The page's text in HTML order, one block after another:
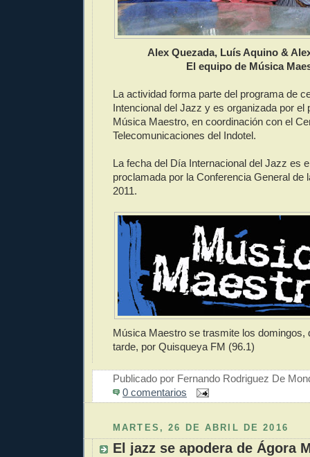
Alex Quezada, Luís Aquino &
El equipo de Música
La actividad forma parte del programa de
Intencional del Jazz y es organizada por el
Música Maestro, en coordinación con el
Telecomunicaciones del Indotel.
La fecha del Día Internacional del Jazz es
proclamada por la Conferencia General de
2011.
Música Maestro se trasmite los domingos,
tarde, por Quisqueya FM (96.1)
Publicado por Fernando Rodriguez De
0 comentarios
MARTES, 26 DE ABRIL DE 2016
El jazz se apodera de Ágora